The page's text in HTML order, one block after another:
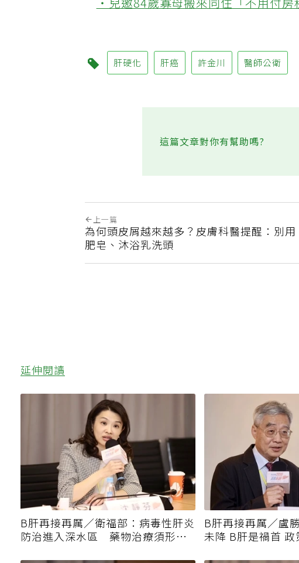
‧兒邀84歲寡母搬來同住「不用付
肝硬化 肝癌 許金川 醫師公衛
這篇文章對你有幫助嗎?
上一篇
為何頭皮屑越來越多？皮膚科醫提醒：別用
肥皂、沐浴乳洗頭
延伸閱讀
B肝再接再厲／衛福部：病毒性肝炎
防治進入深水區 藥物治療須形成
共識
B肝再接再厲／盧
未降 B肝是禍首